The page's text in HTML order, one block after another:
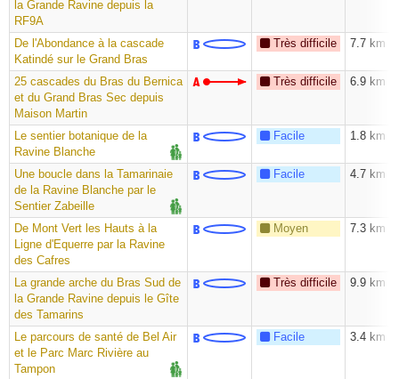
la Grande Ravine depuis la
RF9A
De l'Abondance à la cascade
Katindé sur le Grand Bras
Très difficile 7.7 km
25 cascades du Bras du Bernica
et du Grand Bras Sec depuis
Maison Martin
Très difficile 6.9 km
Le sentier botanique de la
Ravine Blanche
Facile 1.8 km
Une boucle dans la Tamarinaie
de la Ravine Blanche par le
Sentier Zabeille
Facile 4.7 km
De Mont Vert les Hauts à la
Ligne d'Equerre par la Ravine
des Cafres
Moyen 7.3 km
La grande arche du Bras Sud de
la Grande Ravine depuis le Gîte
des Tamarins
Très difficile 9.9 km
Le parcours de santé de Bel Air
et le Parc Marc Rivière au
Tampon
Facile 3.4 km